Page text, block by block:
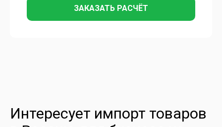
ЗАКАЗАТЬ РАСЧЁТ
Интересует импорт товаров